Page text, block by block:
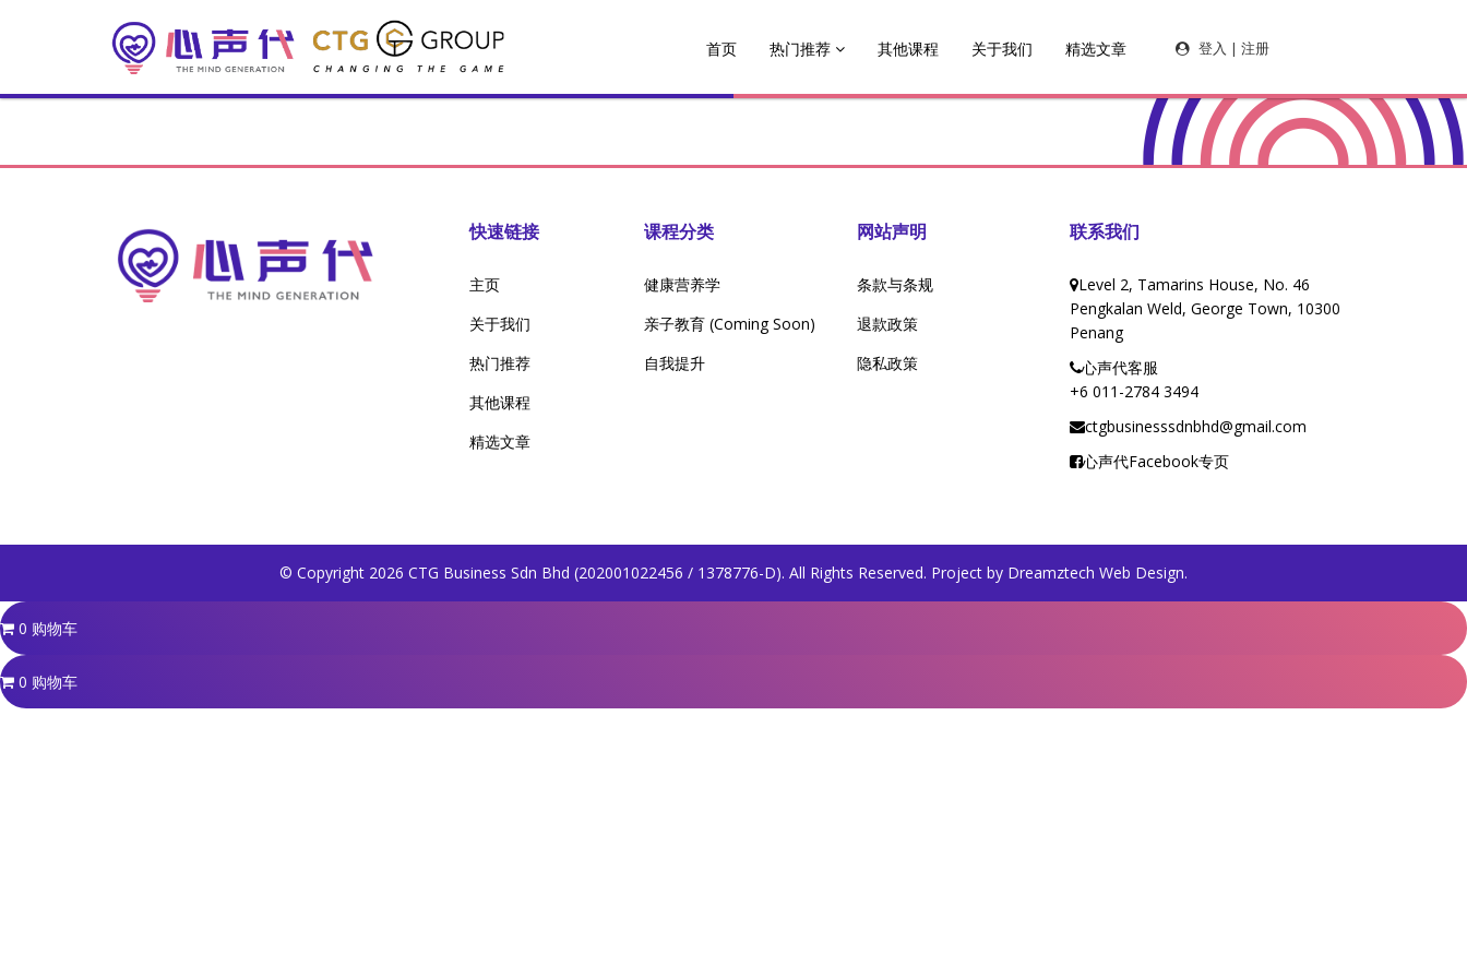
首页 热门推荐 其他课程 关于我们 精选文章 登入 | 注册
快速链接
主页
关于我们
热门推荐
其他课程
精选文章
课程分类
健康营养学
亲子教育 (Coming Soon)
自我提升
网站声明
条款与条规
退款政策
隐私政策
联系我们
Level 2, Tamarins House, No. 46
Pengkalan Weld, George Town, 10300
Penang
心声代客服
+6 011-2784 3494
ctgbusinesssdnbhd@gmail.com
心声代Facebook专页
© Copyright 2026 CTG Business Sdn Bhd (202001022456 / 1378776-D). All Rights Reserved. Project by Dreamztech Web Design.
0 购物车
0 购物车